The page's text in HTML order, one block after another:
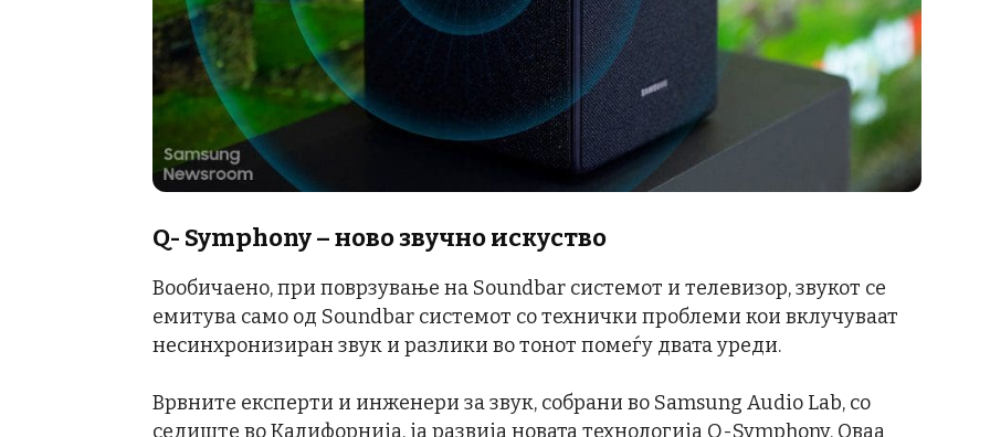
Q- Symphony –ново звучно искуство
Вообичаено, при поврзување на Soundbar системот и телевизор, звукот се
емитува само од Soundbar системот со технички проблеми кои вклучуваат
несинхронизиран звук и разлики во тонот помеѓу двата уреди.
Врвните експерти и инженери за звук, собрани во Samsung Audio Lab, со
седиште во Калифорнија, ја развија новата технологија Q-Symphony. Оваа